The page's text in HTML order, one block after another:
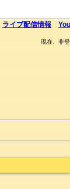
ライブ配信情報
現在、非